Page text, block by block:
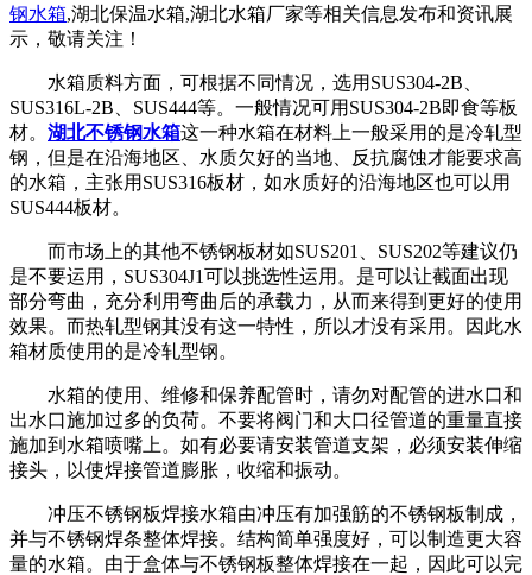
钢水箱,湖北保温水箱,湖北水箱厂家等相关信息发布和资讯展
示，敬请关注！
水箱质料方面，可根据不同情况，选用SUS304-2B、
SUS316L-2B、SUS444等。一般情况可用SUS304-2B即食等板
材。 湖北不锈钢水箱这一种水箱在材料上一般采用的是冷轧型
钢，但是在沿海地区、水质欠好的当地、反抗腐蚀才能要求高
的水箱，主张用SUS316板材，如水质好的沿海地区也可以用
SUS444板材。
而市场上的其他不锈钢板材如SUS201、SUS202等建议仍
是不要运用，SUS304J1可以挑选性运用。是可以让截面出现
部分弯曲，充分利用弯曲后的承载力，从而来得到更好的使用
效果。而热轧型钢其没有这一特性，所以才没有采用。因此水
箱材质使用的是冷轧型钢。
水箱的使用、维修和保养配管时，请勿对配管的进水口和
出水口施加过多的负荷。不要将阀门和大口径管道的重量直接
施加到水箱喷嘴上。如有必要请安装管道支架，必须安装伸缩
接头，以使焊接管道膨胀，收缩和振动。
冲压不锈钢板焊接水箱由冲压有加强筋的不锈钢板制成，
并与不锈钢焊条整体焊接。结构简单强度好，可以制造更大容
量的水箱。由于盒体与不锈钢板整体焊接在一起，因此可以完